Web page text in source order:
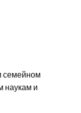
семейном
наукам и